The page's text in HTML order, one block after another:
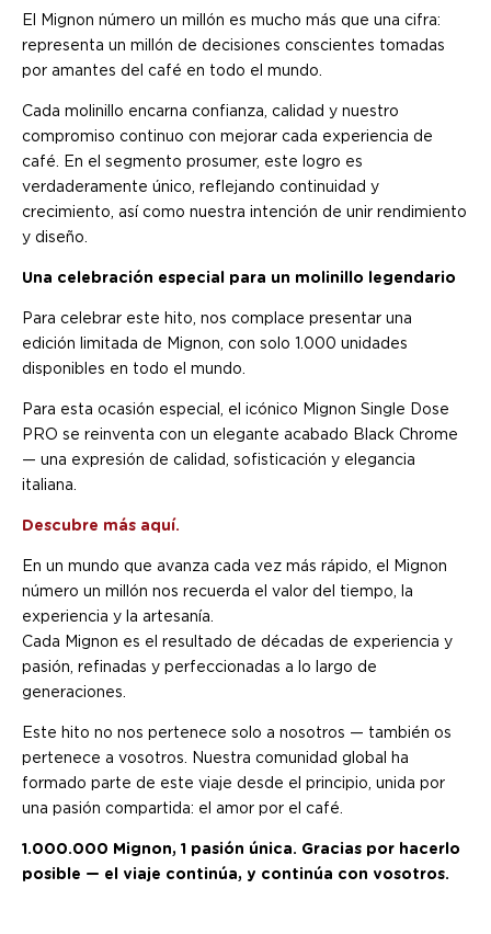
El Mignon número un millón es mucho más que una cifra:
representa un millón de decisiones conscientes tomadas
por amantes del café en todo el mundo.
Cada molinillo encarna confianza, calidad y nuestro
compromiso continuo con mejorar cada experiencia de
café. En el segmento prosumer, este logro es
verdaderamente único, reflejando continuidad y
crecimiento, así como nuestra intención de unir rendimiento
y diseño.
Una celebración especial para un molinillo legendario
Para celebrar este hito, nos complace presentar una
edición limitada de Mignon, con solo 1.000 unidades
disponibles en todo el mundo.
Para esta ocasión especial, el icónico Mignon Single Dose
PRO se reinventa con un elegante acabado Black Chrome
— una expresión de calidad, sofisticación y elegancia
italiana.
Descubre más aquí.
En un mundo que avanza cada vez más rápido, el Mignon
número un millón nos recuerda el valor del tiempo, la
experiencia y la artesanía.
Cada Mignon es el resultado de décadas de experiencia y
pasión, refinadas y perfeccionadas a lo largo de
generaciones.
Este hito no nos pertenece solo a nosotros — también os
pertenece a vosotros. Nuestra comunidad global ha
formado parte de este viaje desde el principio, unida por
una pasión compartida: el amor por el café.
1.000.000 Mignon, 1 pasión única. Gracias por hacerlo
posible — el viaje continúa, y continúa con vosotros.